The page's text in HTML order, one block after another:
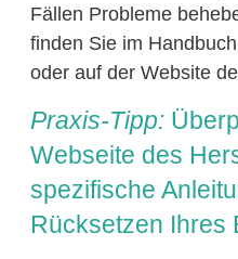
Fällen Probleme
finden Sie im
oder auf der Website
Praxis-Tipp:
Webseite des
spezifische
Rücksetzen Ihres